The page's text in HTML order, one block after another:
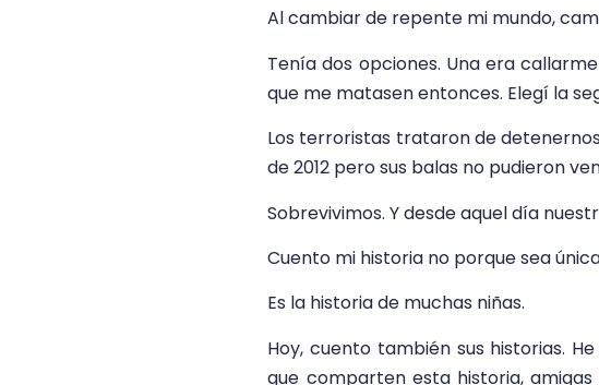
Al cambiar de repente mi mundo,
Tenía dos opciones. Una era
que me matasen entonces. Elegí la
Los terroristas trataron de
de 2012 pero sus balas no pudieron
Sobrevivimos. Y desde aquel día
Cuento mi historia no porque sea
Es la historia de muchas niñas.
Hoy, cuento también sus historias.
que comparten esta historia, amigas